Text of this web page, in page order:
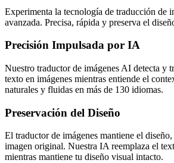
Experimenta la tecnología de traducción de
avanzada. Precisa, rápida y preserva el
Precisión Impulsada por IA
Nuestro traductor de imágenes AI detecta y
texto en imágenes mientras entiende el
naturales y fluidas en más de 130 idiomas.
Preservación del Diseño
El traductor de imágenes mantiene el
imagen original. Nuestra IA reemplaza el
mientras mantiene tu diseño visual intacto.